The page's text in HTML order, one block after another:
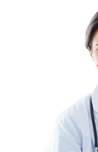
ESTHÉTIQUE
INTERVENTIONS